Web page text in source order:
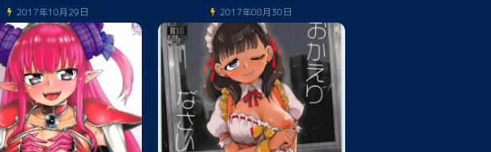
2017年10月29日 2017年08月30日